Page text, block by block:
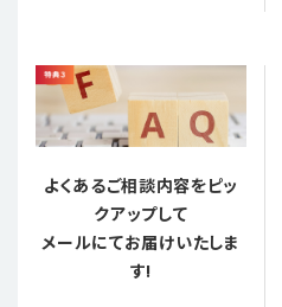
よくあるご相談内容をピッ
クアップして
メールにてお届けいたしま
す!